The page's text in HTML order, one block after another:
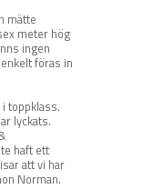
mätte
meter hög
ingen
föras in
toppklass.
lyckats.
haft ett
att vi har
Norman.